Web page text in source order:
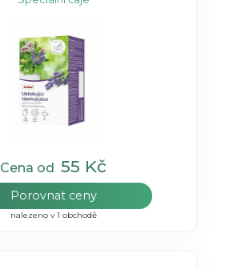
Cena od55 Kč
Porovnat ceny
nalezeno v 1 obchodě